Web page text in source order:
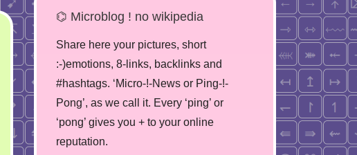
⌬ Microblog ! no wikipedia
Share here your pictures, short
:-)emotions, 8-links, backlinks and
#hashtags. ‘Micro-!-News or Ping-!-
Pong’, as we call it. Every ‘ping’ or
‘pong’ gives you + to your online
reputation.